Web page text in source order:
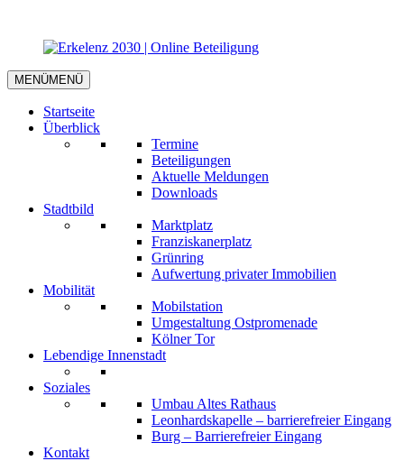
MENÜMENÜ
Startseite
Überblick
Termine
Beteiligungen
Aktuelle Meldungen
Downloads
Stadtbild
Marktplatz
Franziskanerplatz
Grünring
Aufwertung privater Immobilien
Mobilität
Mobilstation
Umgestaltung Ostpromenade
Kölner Tor
Lebendige Innenstadt
Soziales
Umbau Altes Rathaus
Leonhardskapelle – barrierefreier Eingang
Burg – Barrierefreier Eingang
Kontakt